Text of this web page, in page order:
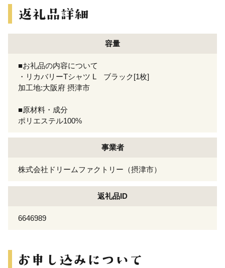
容量
■お礼品の内容について
・リカバリーTシャツ L ブラック[1枚]
加工地:大阪府 摂津市
■原材料・成分
ポリエステル100%
事業者
株式会社ドリームファクトリー（摂津市）
返礼品ID
6646989